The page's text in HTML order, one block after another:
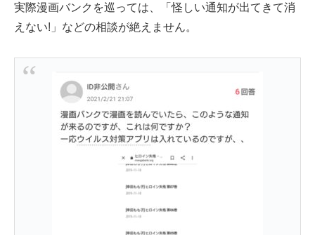
実際漫画バンクを巡っては、「怪しい通知が出てきて消
えない!」などの相談が絶えません。